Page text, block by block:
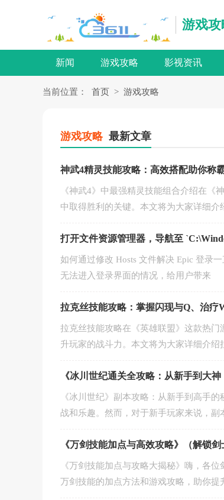
游戏攻
新闻 游戏攻略 影视资讯
当前位置： 首页 > 游戏攻略
游戏攻略 最新文章
神武4精灵技能攻略：高效搭配助你称
《神武4》中最强精灵技能组合介绍在
中取得胜利的关键。本文将为大家详细介
打开文件资源管理器，导航至
如何通过修改 Hosts 文件解决 Epic 登录
无法进入登录界面的情况，给用户带来
拉克丝技能攻略：掌握闪现与Q、治疗
拉克丝技能攻略在《英雄联盟》这款热
升玩家的战斗力。本文将为大家详细介绍
《冰川世纪通关全攻略：从新手到大
《冰川世纪》副本攻略：从新手到高手
战和乐趣。然而，对于新手玩家来说，副
《万剑技能加点与高效攻略》（解锁
《万剑技能加点与攻略大揭秘》嗨，各
万剑技能的加点方法和游戏攻略，助你提